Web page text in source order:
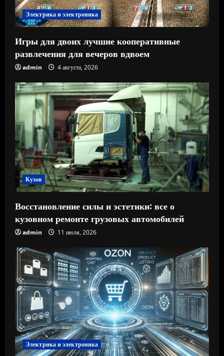
Электрика и электроника
Игры для двоих лучшие кооперативные
развлечения для вечеров вдвоем
admin 4 августа, 2026
Кузов
Восстановление силы и эстетики: все о
кузовном ремонте грузовых автомобилей
admin 11 июля, 2026
Электрика и электроника